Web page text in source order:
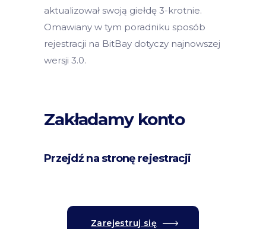
aktualizował swoją giełdę 3-krotnie.
Omawiany w tym poradniku sposób
rejestracji na BitBay dotyczy najnowszej
wersji 3.0.
Zakładamy konto
Przejdź na stronę rejestracji
Zarejestruj się